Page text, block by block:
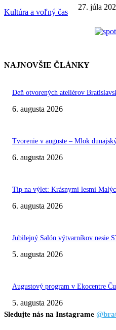
Kultúra a voľný čas
27. júla
NAJNOVŠIE ČLÁNKY
Deň otvorených ateliérov
6. augusta 2026
Tvorenie v auguste – Mlok
6. augusta 2026
Tip na výlet: Krásnymi lesmi
6. augusta 2026
Jubilejný Salón výtvarníkov nesie
5. augusta 2026
Augustový program v Ekocentre
5. augusta 2026
Sledujte nás na Instagrame